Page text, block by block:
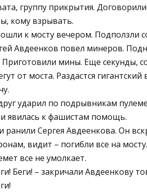
группу прикрытия.
кому взрывать.
к мосту вечером. Подползли
Авдеенков повел минеров.
Приготовили мины. Еще секунды,
от моста. Раздастся
ударил по подрывникам
явилась к фашистам помощь.
ранили Сергея Авдеенкова. Он
видит – погибли все на
все не умолкает.
Беги! – закричали Авдеенкову